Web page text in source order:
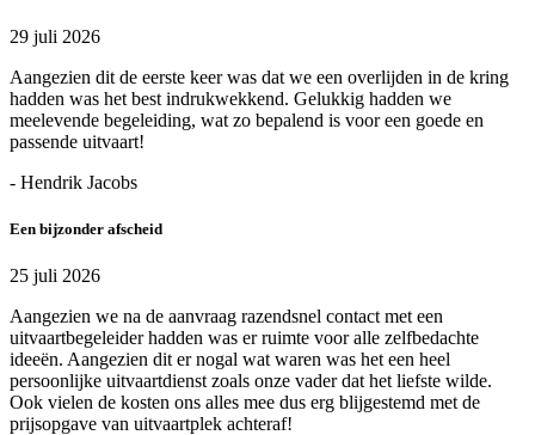
29 juli 2026
Aangezien dit de eerste keer was dat we een overlijden in de kring
hadden was het best indrukwekkend. Gelukkig hadden we
meelevende begeleiding, wat zo bepalend is voor een goede en
passende uitvaart!
- Hendrik Jacobs
Een bijzonder afscheid
25 juli 2026
Aangezien we na de aanvraag razendsnel contact met een
uitvaartbegeleider hadden was er ruimte voor alle zelfbedachte
ideeën. Aangezien dit er nogal wat waren was het een heel
persoonlijke uitvaartdienst zoals onze vader dat het liefste wilde.
Ook vielen de kosten ons alles mee dus erg blijgestemd met de
prijsopgave van uitvaartplek achteraf!